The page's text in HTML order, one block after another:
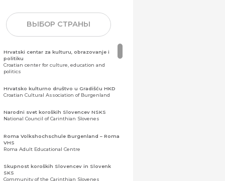
ВЫБОР СТРАНЫ
Hrvatski centar za kulturu, obrazovanje i
politiku
Croatian center for culture, education and
politics
Hrvatsko kulturno društvo u Gradišću HKD
Croatian Cultural Association of Burgenland
Narodni svet koroških Slovencev NSKS
National Council of Carinthian Slovenes
Roma Volkshochschule Burgenland – Roma
VHS
Roma Adult Educational Centre
Skupnost koroških Slovencev in Slovenk
SKS
Community of the Carinthian Slovenes